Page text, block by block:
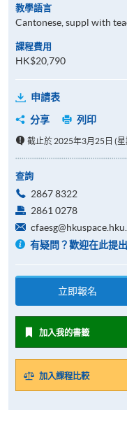
教學語言
Cantonese, suppl with
課程費用
HK$20,790
申請表
分享
列印
截止於 2025年3月25日 (星
查詢
2867 8322
2861 0278
有疑問？歡迎在此提出
立即報名
加入我的書籤
加入課程比較